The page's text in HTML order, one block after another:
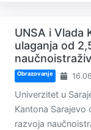
UNSA i Vlada
ulaganja od
Obrazovanje
Univerzitet u
Kantona Sarajevo
razvoja